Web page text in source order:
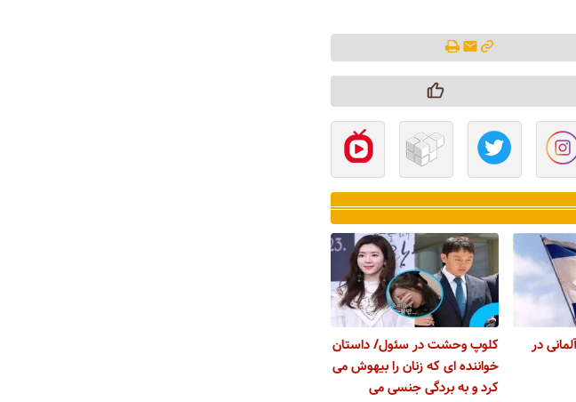
در
کلوپ وحشت در سئول/ داستان
خواننده ای که زنان را بیهوش می
کرد و به بردگی جنسی می